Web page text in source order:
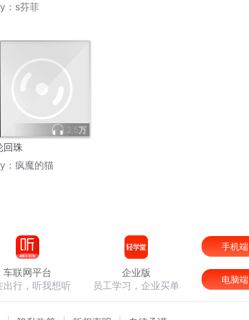
： s芬菲
2.5万
回珠
： 疯魔的猫
车联网平台
出行，听我想听
企业版
员工学习，企业买单
手机端
电脑端